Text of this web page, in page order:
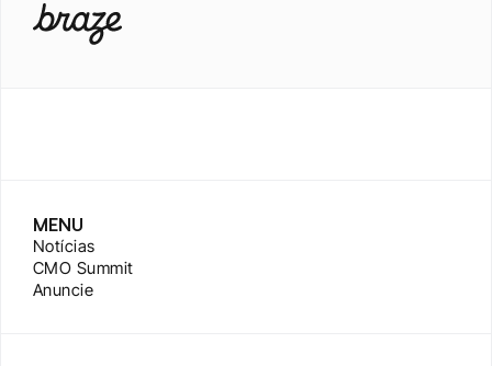
MENU
Notícias
CMO Summit
Anuncie